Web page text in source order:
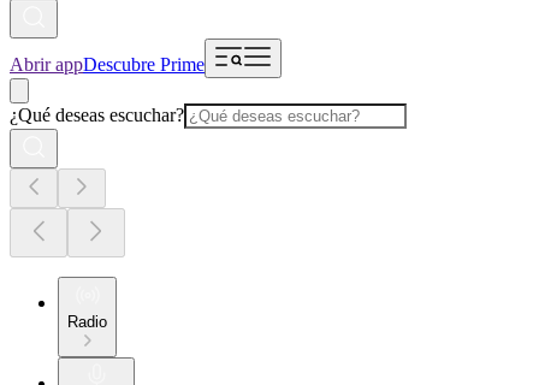
Abrir appDescubre Prime
¿Qué deseas escuchar?
Radio